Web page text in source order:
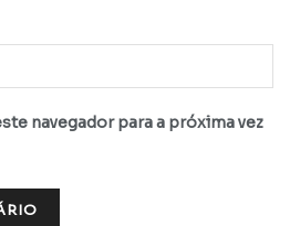
navegador para a próxima vez